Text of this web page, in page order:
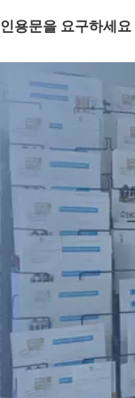
인용문을 요구하세요